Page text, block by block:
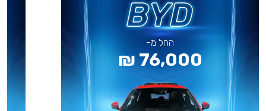
החל מ-
76,000 ₪